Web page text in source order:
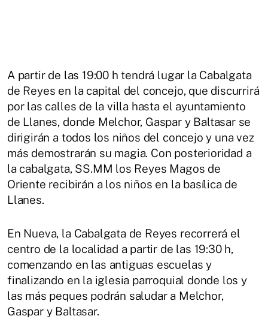
A partir de las 19:00 h tendrá lugar la Cabalgata
de Reyes en la capital del concejo, que discurrirá
por las calles de la villa hasta el ayuntamiento
de Llanes, donde Melchor, Gaspar y Baltasar se
dirigirán a todos los niños del concejo y una vez
más demostrarán su magia. Con posterioridad a
la cabalgata, SS.MM los Reyes Magos de
Oriente recibirán a los niños en la basílica de
Llanes.
En Nueva, la Cabalgata de Reyes recorrerá el
centro de la localidad a partir de las 19:30 h,
comenzando en las antiguas escuelas y
finalizando en la iglesia parroquial donde los y
las más peques podrán saludar a Melchor,
Gaspar y Baltasar.